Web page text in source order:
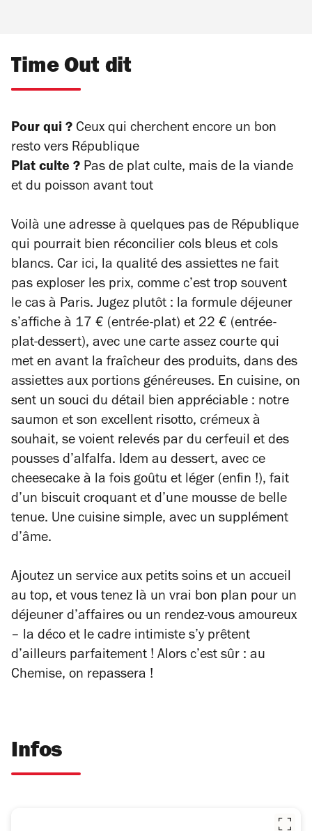
Time Out dit
Pour qui ? Ceux qui cherchent encore un bon
resto vers République
Plat culte ? Pas de plat culte, mais de la viande
et du poisson avant tout
Voilà une adresse à quelques pas de République
qui pourrait bien réconcilier cols bleus et cols
blancs. Car ici, la qualité des assiettes ne fait
pas exploser les prix, comme c’est trop souvent
le cas à Paris. Jugez plutôt : la formule déjeuner
s’affiche à 17 € (entrée-plat) et 22 € (entrée-
plat-dessert), avec une carte assez courte qui
met en avant la fraîcheur des produits, dans des
assiettes aux portions généreuses. En cuisine, on
sent un souci du détail bien appréciable : notre
saumon et son excellent risotto, crémeux à
souhait, se voient relevés par du cerfeuil et des
pousses d’alfalfa. Idem au dessert, avec ce
cheesecake à la fois goûtu et léger (enfin !), fait
d’un biscuit croquant et d’une mousse de belle
tenue. Une cuisine simple, avec un supplément
d’âme.
Ajoutez un service aux petits soins et un accueil
au top, et vous tenez là un vrai bon plan pour un
déjeuner d’affaires ou un rendez-vous amoureux
– la déco et le cadre intimiste s’y prêtent
d’ailleurs parfaitement ! Alors c’est sûr : au
Chemise, on repassera !
Infos